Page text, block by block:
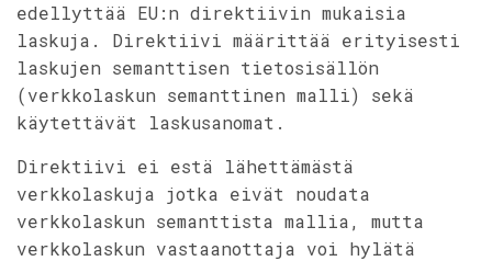
edellyttää EU:n direktiivin mukaisia
laskuja. Direktiivi määrittää erityisesti
laskujen semanttisen tietosisällön
(verkkolaskun semanttinen malli) sekä
käytettävät laskusanomat.
Direktiivi ei estä lähettämästä
verkkolaskuja jotka eivät noudata
verkkolaskun semanttista mallia, mutta
verkkolaskun vastaanottaja voi hylätä